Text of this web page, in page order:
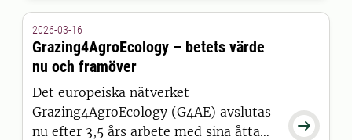
utan snöplogar.

2026-03-16
Grazing4AgroEcology – betets värde
nu och framöver
Det europeiska nätverket
Grazing4AgroEcology (G4AE) avslutas
nu efter 3,5 års arbete med sina åtta